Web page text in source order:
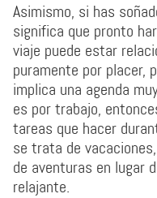
Asimismo, si has
significa que pronto
viaje puede estar
puramente por placer,
implica una agenda
es por trabajo,
tareas que hacer
se trata de
de aventuras en lugar
relajante.